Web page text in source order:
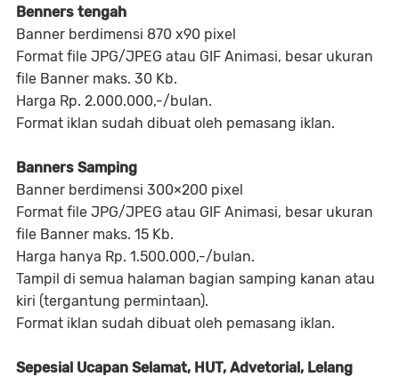
Benners tengah
Banner berdimensi 870 x90 pixel
Format file JPG/JPEG atau GIF Animasi, besar ukuran
file Banner maks. 30 Kb.
Harga Rp. 2.000.000,-/bulan.
Format iklan sudah dibuat oleh pemasang iklan.
Banners Samping
Banner berdimensi 300×200 pixel
Format file JPG/JPEG atau GIF Animasi, besar ukuran
file Banner maks. 15 Kb.
Harga hanya Rp. 1.500.000,-/bulan.
Tampil di semua halaman bagian samping kanan atau
kiri (tergantung permintaan).
Format iklan sudah dibuat oleh pemasang iklan.
Sepesial Ucapan Selamat, HUT, Advetorial, Lelang